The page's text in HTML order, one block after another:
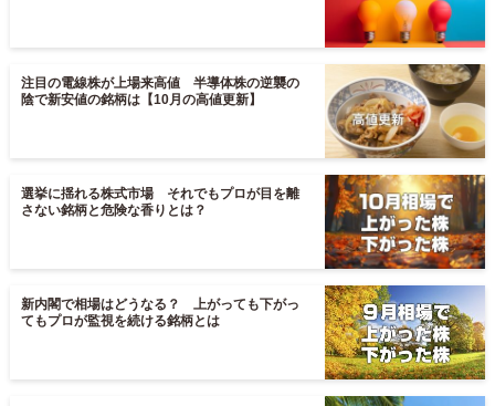
注目の電線株が上場来高値 半導体株の逆襲の
陰で新安値の銘柄は【10月の高値更新】
選挙に揺れる株式市場 それでもプロが目を離
さない銘柄と危険な香りとは？
新内閣で相場はどうなる？ 上がっても下がっ
てもプロが監視を続ける銘柄とは